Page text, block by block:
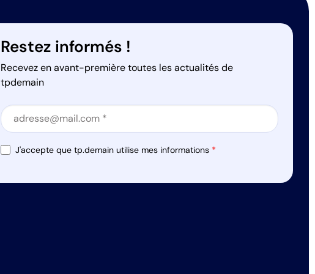
Restez informés !
Recevez en avant-première toutes les actualités de
tpdemain
Section
Section
J'accepte que tp.demain utilise mes informations *